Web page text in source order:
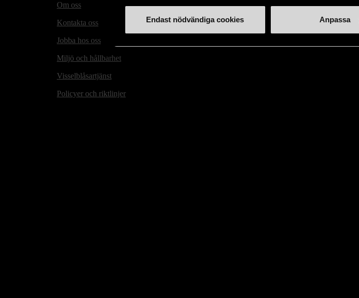
Endast nödvändiga cookies Anpassa
Om oss
Kontakta oss
Jobba hos oss
Miljö och hållbarhet
Visselblåsartjänst
Policyer och riktlinjer